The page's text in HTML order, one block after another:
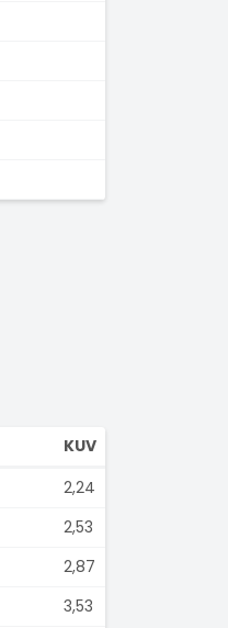
KUV
2,24
2,53
2,87
3,53